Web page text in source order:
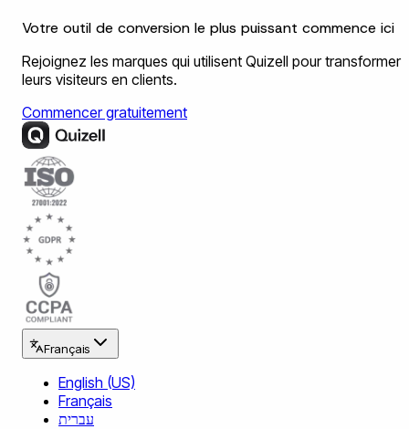
Votre outil de conversion le plus puissant commence ici
Rejoignez les marques qui utilisent Quizell pour transformer
leurs visiteurs en clients.
Commencer gratuitement
Français
English (US)
Français
עברית